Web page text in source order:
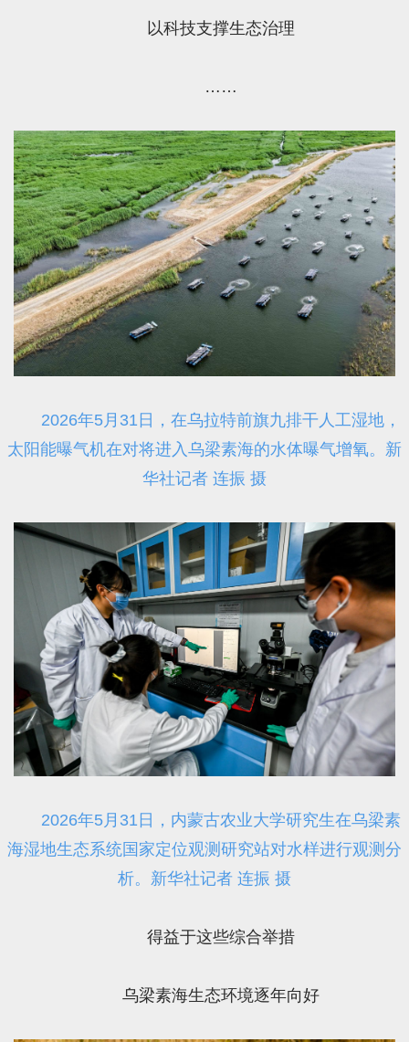
以科技支撑生态治理
……
2026年5月31日，在乌拉特前旗九排干人工湿地，
太阳能曝气机在对将进入乌梁素海的水体曝气增氧。新
华社记者 连振 摄
2026年5月31日，内蒙古农业大学研究生在乌梁素
海湿地生态系统国家定位观测研究站对水样进行观测分
析。新华社记者 连振 摄
得益于这些综合举措
乌梁素海生态环境逐年向好